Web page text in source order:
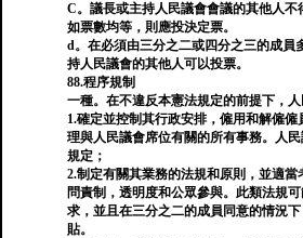
C。議長或主持人民議會會議的其他人
如票數均等，則應投決定票。
d。在必須由三分之二或四分之三的成員
持人民議會的其他人可以投票。
88.程序規制
一種。在不違反本憲法規定的前提下，人
1.確定並控制其行政安排，僱用和解僱
理與人民議會席位有關的所有事務。人
規定；
2.制定有關其業務的法規和原則，並適當
問責制，透明度和公眾參與。此類法規
求，並且在三分之二的成員同意的情況
貼。